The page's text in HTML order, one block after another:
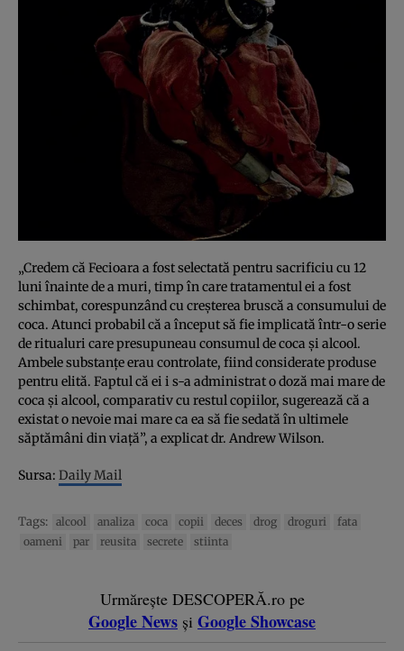
„Credem că Fecioara a fost selectată pentru sacrificiu cu 12
luni înainte de a muri, timp în care tratamentul ei a fost
schimbat, corespunzând cu creşterea bruscă a consumului de
coca. Atunci probabil că a început să fie implicată într-o serie
de ritualuri care presupuneau consumul de coca şi alcool.
Ambele substanţe erau controlate, fiind considerate produse
pentru elită. Faptul că ei i s-a administrat o doză mai mare de
coca şi alcool, comparativ cu restul copiilor, sugerează că a
existat o nevoie mai mare ca ea să fie sedată în ultimele
săptămâni din viaţă”, a explicat dr. Andrew Wilson.
Sursa: Daily Mail
Tags: alcool analiza coca copii deces drog droguri
fata
oameni
par reusita secrete stiinta
Urmărește DESCOPERĂ.ro pe
Google News și Google Showcase